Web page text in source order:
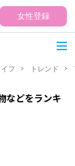
女性登録
フ トレンド
などをランキ